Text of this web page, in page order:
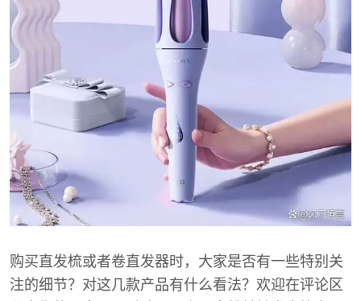
购买直发梳或者卷直发器时，大家是否有一些特别关
注的细节？对这几款产品有什么看法？欢迎在评论区